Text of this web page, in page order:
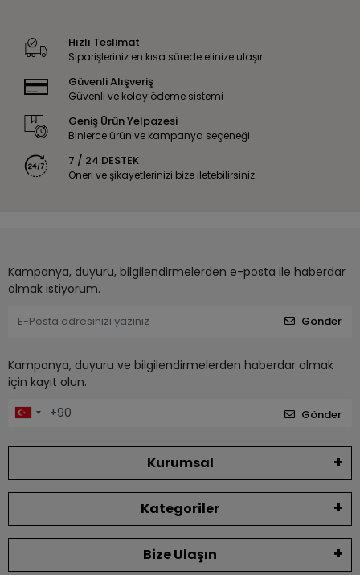
Hızlı Teslimat
Siparişleriniz en kısa sürede elinize ulaşır.
Güvenli Alışveriş
Güvenli ve kolay ödeme sistemi
Geniş Ürün Yelpazesi
Binlerce ürün ve kampanya seçeneği
7 / 24 DESTEK
Öneri ve şikayetlerinizi bize iletebilirsiniz.
Kampanya, duyuru, bilgilendirmelerden e-posta ile haberdar
olmak istiyorum.
Gönder
Kampanya, duyuru ve bilgilendirmelerden haberdar olmak
için kayıt olun.
Gönder
Kurumsal
Kategoriler
Bize Ulaşın